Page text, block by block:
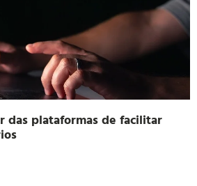
das plataformas de facilitar